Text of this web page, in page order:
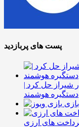
پست های پربازدید
شیراز حل کرد |
دستگیره هوشمند
های ارزی